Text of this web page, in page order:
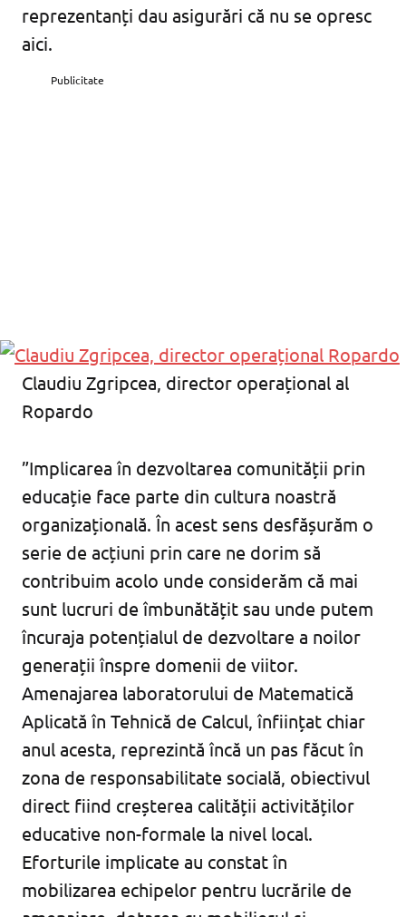
reprezentanți dau asigurări că nu se opresc
aici.
Publicitate
Claudiu Zgripcea, director operațional al
Ropardo
”Implicarea în dezvoltarea comunității prin
educație face parte din cultura noastră
organizațională. În acest sens desfășurăm o
serie de acțiuni prin care ne dorim să
contribuim acolo unde considerăm că mai
sunt lucruri de îmbunătățit sau unde putem
încuraja potențialul de dezvoltare a noilor
generații înspre domenii de viitor.
Amenajarea laboratorului de Matematică
Aplicată în Tehnică de Calcul, înființat chiar
anul acesta, reprezintă încă un pas făcut în
zona de responsabilitate socială, obiectivul
direct fiind creșterea calității activităților
educative non-formale la nivel local.
Eforturile implicate au constat în
mobilizarea echipelor pentru lucrările de